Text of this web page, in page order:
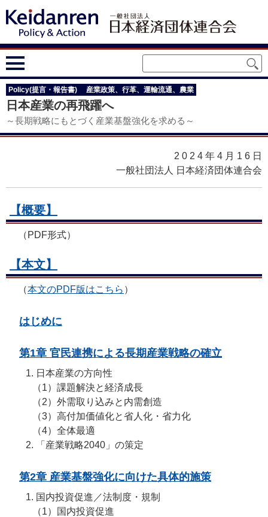
Policy(提言・報告書) 産業政策、行革、運輸流通、農業
日本産業の再飛躍へ
～長期戦略にもとづく産業基盤強化を求める～
2024年4月16 日
一般社団法人 日本経済団体連合会
【概要】
（PDF形式）
【本文】
（本文のPDF版はこちら ）
はじめに
第1章 官民連携による長期産業戦略の確立
日本産業の方向性
（1） 課題解決と経済成長
（2） 外需取り込みと内需創造
（3） 高付加価値化と省人化・省力化
（4） 全体最適
「産業戦略2040」の策定
第2章 産業基盤強化に向けた具体的施策
国内投資促進／法制度・規制
（1）
国内投資促進